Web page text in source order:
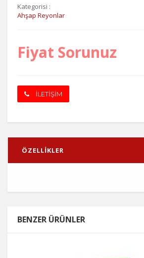
Kategorisi :
Ahşap Reyonlar
Fiyat Sorunuz
İLETİŞİM
ÖZELLİKLER
BENZER ÜRÜNLER